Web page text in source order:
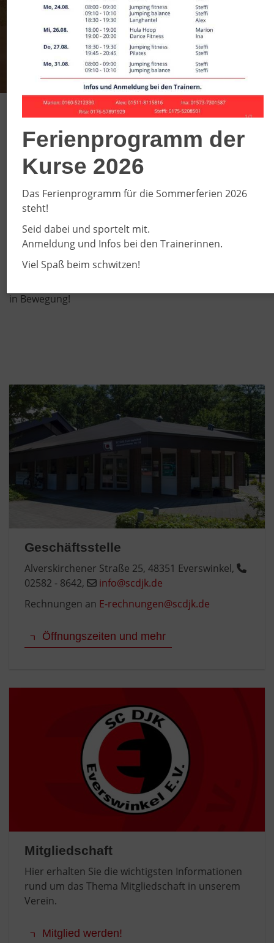
SC DJK Everswinkel
e.V.
Willkommen auf unseren
Internetseiten
Unser Verein wurde 1908 gegründet und ist mit ca.
2200 Sporttreibenden einer der größten Sportvereine
Sportbegeisterte aller Altersklassen. Ob klein oder
in Bewegung!
Geschäftsstelle
Alverskirchener Straße 25, 48351 Everswinkel,
02582 - 8642,
info@scdjk.de
Rechnungen an E-rechnungen@scdjk.de
Öffnungszeiten und mehr
Mitgliedschaft
Hier erhalten Sie die wichtigsten Informationen
rund um das Thema Mitgliedschaft in unserem
Verein.
Mitglied werden!
Ferienprogramm der
Kurse 2026
Das Ferienprogramm für die Sommerferien 2026
steht!
Seid dabei und sportelt mit.
Anmeldung und Infos bei den Trainerinnen.
Viel Spaß beim schwitzen!